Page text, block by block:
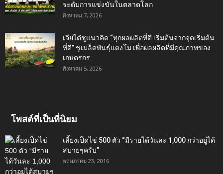
ระดับการแข่งขันในตลาดโลก
สิงหาคม 7, 2026
เจียไต๋ชูแนวคิด “ทุกผลผลิตที่ดี เริ่มต้นจากจุดเริ่มต้น
ที่ดี” ชูเมล็ดพันธุ์แตงโม เพื่อผลผลิตที่มีคุณภาพของ
เกษตรกร
สิงหาคม 5, 2026
โพสต์ที่เป็นที่นิยม
เลี้ยงเป็ดไข่ 500 ตัว “มีรายได้วันละ 1,000 กว่าอยู่ได้
สบายๆครับ”
พฤษภาคม 23, 2016